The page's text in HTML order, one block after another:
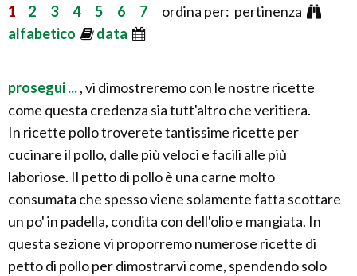
1 2 3 4 5 6 7 ordina per: pertinenza
alfabetico
data
prosegui ..., vi dimostreremo con le nostre ricette
come questa credenza sia tutt'altro che veritiera.
In ricette pollo troverete tantissime ricette per
cucinare il pollo, dalle più veloci e facili alle più
laboriose. Il petto di pollo è una carne molto
consumata che spesso viene solamente fatta scottare
un po' in padella, condita con dell'olio e mangiata. In
questa sezione vi proporremo numerose ricette di
petto di pollo per dimostrarvi come, spendendo solo